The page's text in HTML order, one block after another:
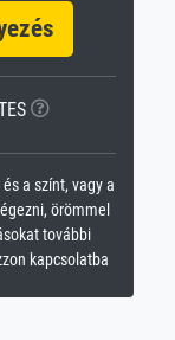
a színt, vagy a
örömmel
további
kapcsolatba